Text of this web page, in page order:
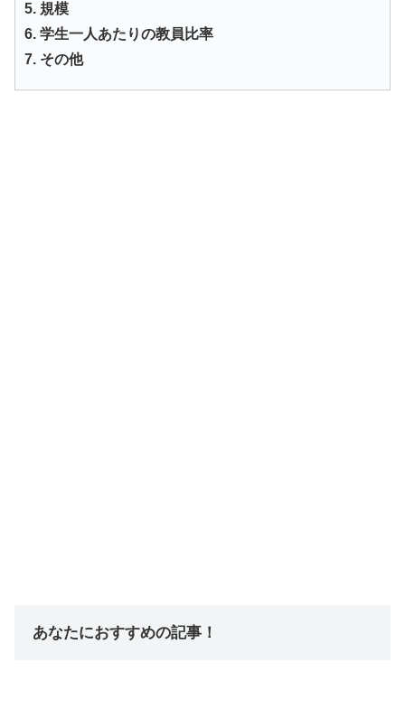
5. 規模
6. 学生一人あたりの教員比率
7. その他
あなたにおすすめの記事！